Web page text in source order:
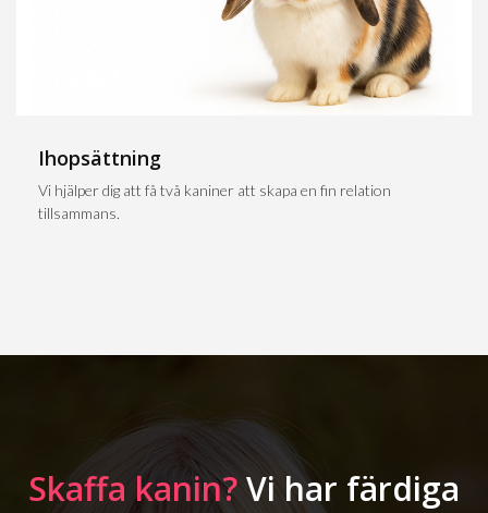
Ihopsättning
Vi hjälper dig att få två kaniner att skapa en fin relation
tillsammans.
Skaffa kanin?Vi har färdiga